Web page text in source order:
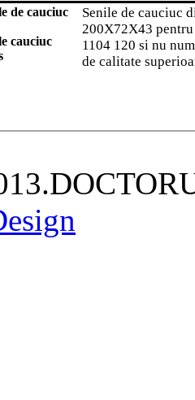
de cauciuc
cauciuc
Senile de cauciuc
200X72X43
1104 120 si nu
de calitate